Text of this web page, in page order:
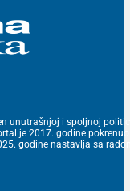
unutrašnjoj i spoljnoj
je 2017. godine
godine nastavlja sa